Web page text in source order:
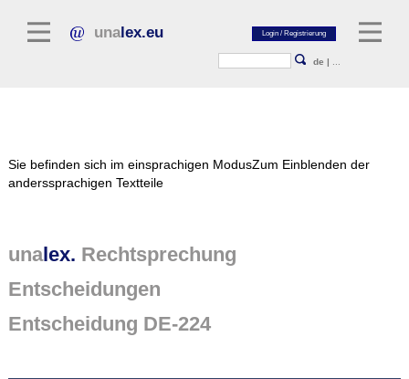
unalex.eu
de |
Normtexte
Rechtsprechung
Sie befinden sich im einsprachigen ModusZum Einblenden der
anderssprachigen Textteile
unalex. Rechtsprechung
Entscheidungen
Entscheidung DE-224